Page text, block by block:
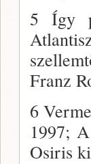
5 Így
Franz
6
1997;
Osiris